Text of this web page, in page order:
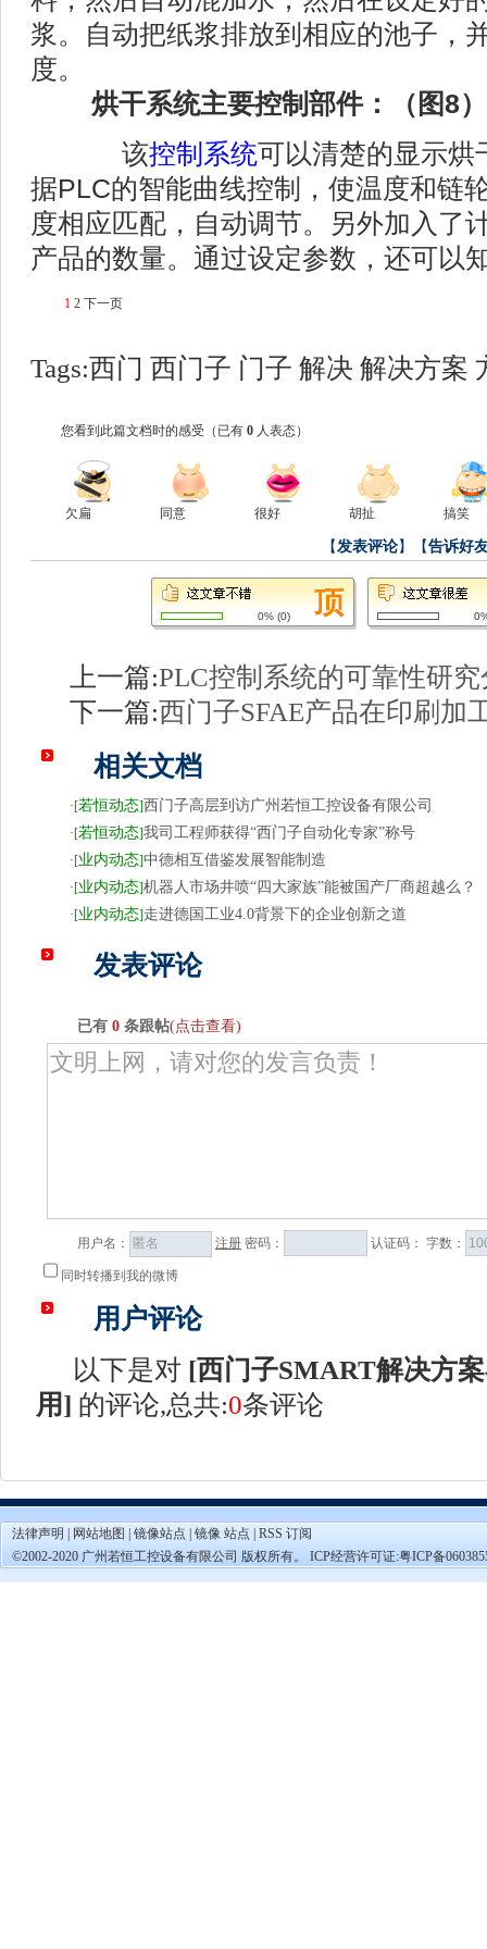
浆。自动把纸浆排放到相应的池子，
度。
烘干系统主要控制部件：（图8）
该控制系统可以清楚的显示烘
据PLC的智能曲线控制，使温度和链
度相应匹配，自动调节。另外加入了
产品的数量。通过设定参数，还可以
1 2 下一页
Tags:西门 西门子 门子 解决 解决方案
您看到此篇文档时的感受 （已有 0 人表态）
欠扁 同意 很好 胡扯 搞笑
【发表评论】【告诉好
0% (0)
上一篇:PLC控制系统的可靠性研
下一篇:西门子SFAE产品在印刷加
相关文档
·[若恒动态]西门子高层到访广州若恒工控设备有限公司
·[若恒动态]我司工程师获得“西门子自动化专家”称号
·[业内动态]中德相互借鉴发展智能制造
·[业内动态]机器人市场井喷“四大家族”能被国产厂商超越么？
·[业内动态]走进德国工业4.0背景下的企业创新之道
发表评论
已有 0 条跟帖(点击查看)
用户名： 注册 密码： 认证码： 字数：
同时转播到我的微博
用户评论
以下是对 [西门子SMART解决方
用] 的评论,总共:0条评论
法律声明 网站地图 镜像站点 镜像 站点
RSS 订阅
©2002-2020 广州若恒工控设备有限公司 版权所有。 ICP经营许可证:粤ICP备